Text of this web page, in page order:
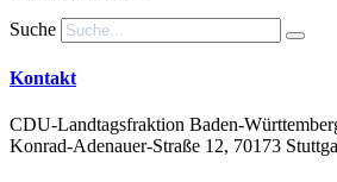
Suche
Kontakt
CDU-Landtagsfraktion Baden-
Konrad-Adenauer-Straße 12, 70173